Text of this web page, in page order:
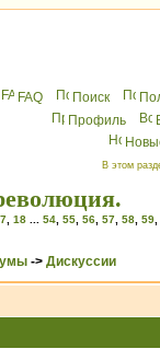
FAQ Поиск
Профиль
В этом
18 54 55 56 57 58 59
-> Дискуссии